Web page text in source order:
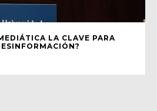
LA CLAVE PARA